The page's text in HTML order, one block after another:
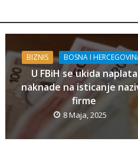
BIZNIS BOSNA I
U FBiH se ukida naplata
naknade na isticanje
firme
8 Maja, 2025